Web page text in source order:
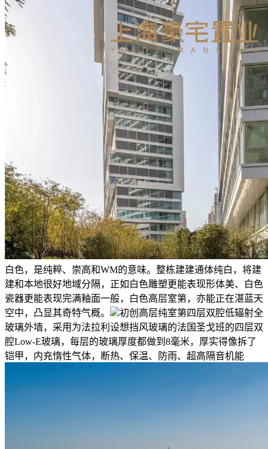
白色，是纯粹、崇高和WM的意味。整栋建建通体纯白，将建
建和本地很好地域分隔，正如白色雕塑更能表现形体美、白色
瓷器更能表现完满釉面一般，白色高层室第，亦能正在湛蓝天
空中，凸显其奇特气概。
初创高层纯室第四层双腔低辐射全
玻璃外墙，采用为法拉利设想挡风玻璃的法国圣戈班的四层双
腔Low-E玻璃，每层的玻璃厚度都做到8毫米，厚实得像拆了
铠甲，内充惰性气体，断热、保温、防雨、超高隔音机能